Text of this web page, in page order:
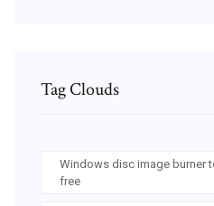
Tag Clouds
Windows disc image burner
free